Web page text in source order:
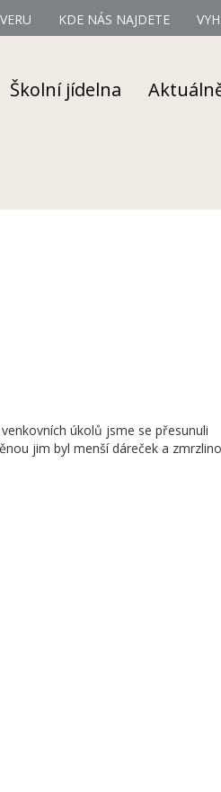
KDE NÁS NAJDETE
Školní jídelna
úkolů jsme se přesunuli
jim byl menší dáreček a